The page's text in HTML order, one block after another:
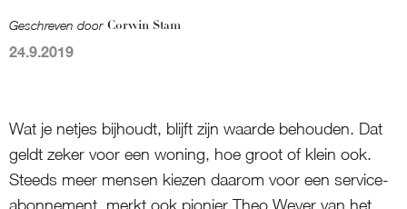
Geschreven door Corwin Stam
24.9.2019
Wat je netjes bijhoudt, blijft zijn waarde behouden. Dat
geldt zeker voor een woning, hoe groot of klein ook.
Steeds meer mensen kiezen daarom voor een service-
abonnement, merkt ook pionier Theo Wever van het